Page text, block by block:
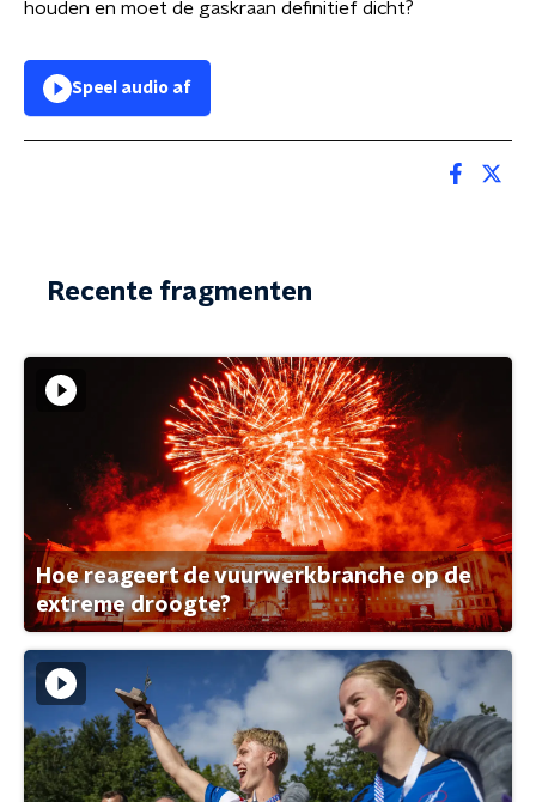
houden en moet de gaskraan definitief dicht?
Speel audio af
Recente fragmenten
Hoe reageert de vuurwerkbranche op de
extreme droogte?